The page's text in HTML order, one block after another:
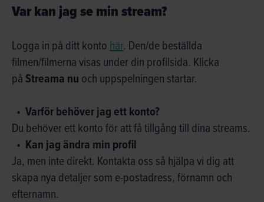
Var kan jag se min stream?
Logga in på ditt konto här. Den/de beställda
filmen/filmerna visas under din profilsida. Klicka
på Streama nu och uppspelningen startar.
Varför behöver jag ett konto?
Du behöver ett konto för att få tillgång till dina streams.
Kan jag ändra min profil
Ja, men inte direkt. Kontakta oss så hjälpa vi dig att
skapa nya detaljer som e-postadress, förnamn och
efternamn.